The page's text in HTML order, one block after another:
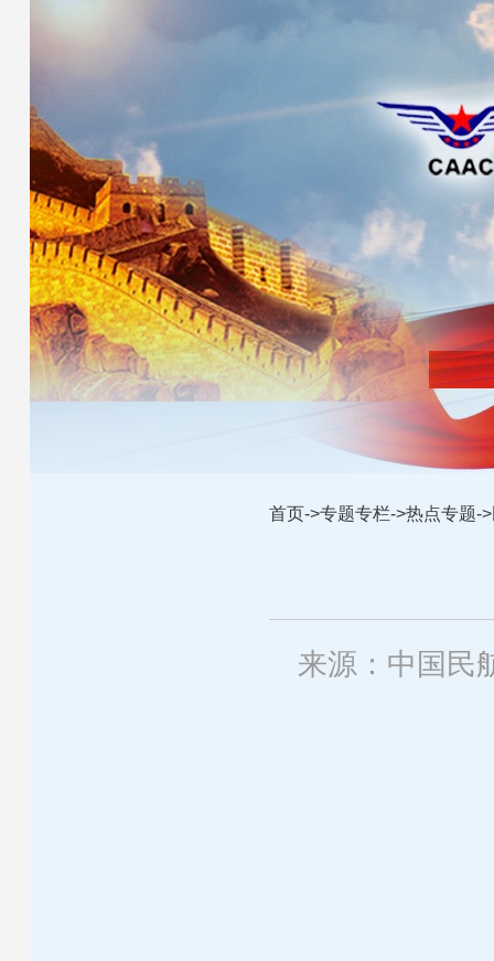
首页->专题专栏->热点专题->
来源：中国民